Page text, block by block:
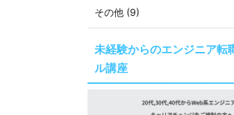
その他 (9)
未経験からのエンジニア転
ル講座